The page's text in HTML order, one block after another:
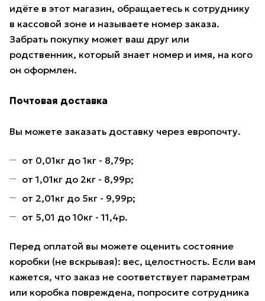
идёте в этот магазин, обращаетесь к сотруднику
в кассовой зоне и называете номер заказа.
Забрать покупку может ваш друг или
родственник, который знает номер и имя, на кого
он оформлен.
Почтовая доставка
Вы можете заказать доставку через европочту.
от 0,01кг до 1кг - 8,79р;
от 1,01кг до 2кг - 8,99р;
от 2,01кг до 5кг - 9,99р;
от 5,01 до 10кг - 11,4р.
Перед оплатой вы можете оценить состояние
коробки (не вскрывая): вес, целостность. Если вам
кажется, что заказ не соответствует параметрам
или коробка повреждена, попросите сотрудника